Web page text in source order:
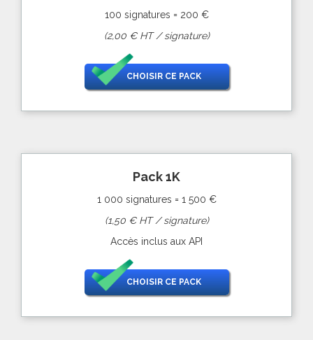
100 signatures = 200 €
(2,00 € HT / signature)
CHOISIR CE PACK
Pack 1K
1 000 signatures = 1 500 €
(1,50 € HT / signature)
Accès inclus aux API
CHOISIR CE PACK